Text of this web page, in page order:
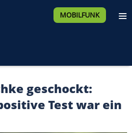
MOBILFUNK
geschockt:
Test war ein